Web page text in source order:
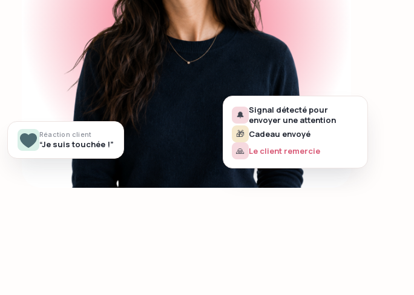
Réaction client
“Je suis touchée !”
🔔 Signal détecté pour
envoyer une attention
🎁 Cadeau envoyé
🙏 Le client remercie